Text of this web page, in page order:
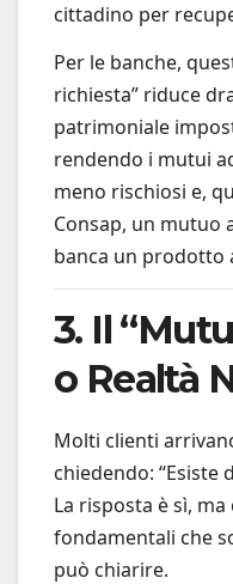
cittadino per
Per le banche,
richiesta” riduce
patrimoniale
rendendo i mutui
meno rischiosi e,
Consap, un mutuo
banca un prodotto
3. Il
o Realtà
Molti clienti
chiedendo: “Esiste
La risposta è sì,
fondamentali che
può chiarire.